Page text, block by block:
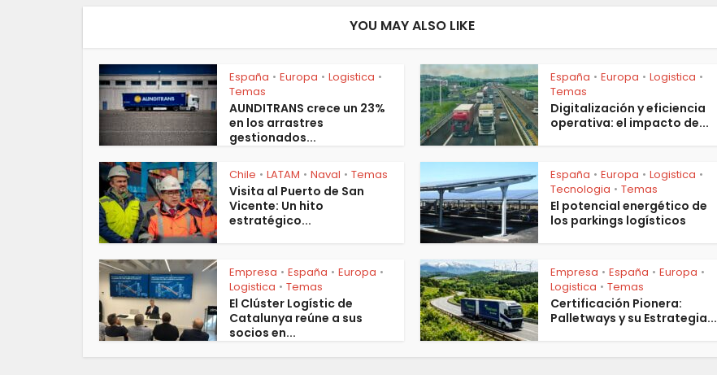
YOU MAY ALSO LIKE
España • Europa • Logistica •
Temas
AUNDITRANS crece un 23%
en los arrastres
gestionados...
España • Europa • Logistica •
Temas
Digitalización y eficiencia
operativa: el impacto de...
Chile • LATAM • Naval • Temas
Visita al Puerto de San
Vicente: Un hito
estratégico...
España • Europa • Logistica •
Tecnologia • Temas
El potencial energético de
los parkings logísticos
Empresa • España • Europa •
Logistica • Temas
El Clúster Logístic de
Catalunya reúne a sus
socios en...
Empresa • España • Europa •
Logistica • Temas
Certificación Pionera:
Palletways y su Estrategia...